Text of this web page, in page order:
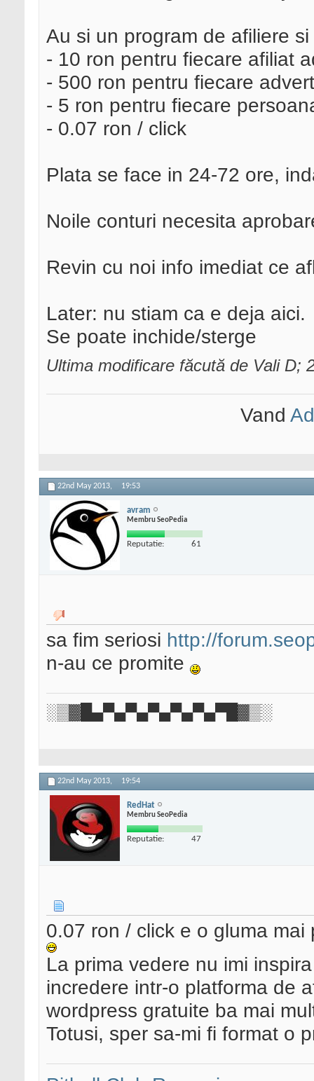
Au si un program de afiliere
- 10 ron pentru fiecare afiliat
- 500 ron pentru fiecare
- 5 ron pentru fiecare
- 0.07 ron / click
Plata se face in 24-72 ore,
Noile conturi necesita
Revin cu noi info imediat ce
Later: nu stiam ca e deja aici.
Se poate inchide/sterge
Ultima modificare făcută de Vali D;
Vand
22nd May 2013, 19:53
avram
Membru SeoPedia
Reputatie: 61
sa fim seriosi http://
n-au ce promite
░▒▓█▄▀▄▀▄▀▄▀▄▀▄▀█▓▒░
22nd May 2013, 19:54
RedHat
Membru SeoPedia
Reputatie: 47
0.07 ron / click e o gluma
La prima vedere nu imi
incredere intr-o platforma de
wordpress gratuite ba mai
Totusi, sper sa-mi fi format o